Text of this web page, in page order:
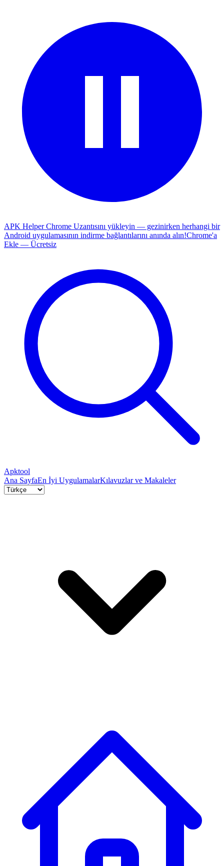
APK Helper Chrome Uzantısını yükleyin — gezinirken herhangi bir
Android uygulamasının indirme bağlantılarını anında alın!Chrome'a
Ekle — Ücretsiz
Apktool
Ana SayfaEn İyi UygulamalarKılavuzlar ve Makaleler